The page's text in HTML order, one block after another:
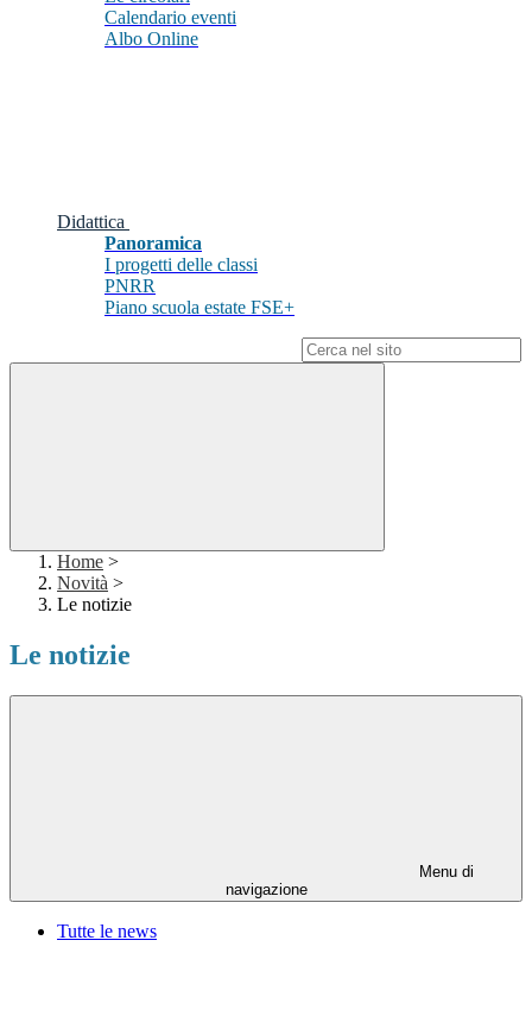
Calendario eventi
Albo Online
Didattica
Panoramica
I progetti delle classi
PNRR
Piano scuola estate FSE+
Home >
Novità >
Le notizie
Le notizie
Menu di
navigazione
Tutte le news